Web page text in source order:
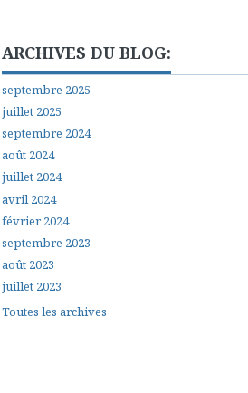
ARCHIVES DU BLOG:
septembre 2025
juillet 2025
septembre 2024
août 2024
juillet 2024
avril 2024
février 2024
septembre 2023
août 2023
juillet 2023
Toutes les archives